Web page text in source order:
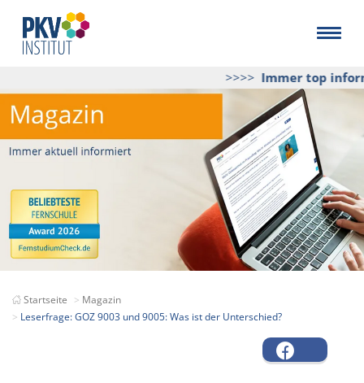
>>>>Immer top
Startseite
Magazin
Leserfrage: GOZ 9003 und 9005: Was ist der Unterschied?